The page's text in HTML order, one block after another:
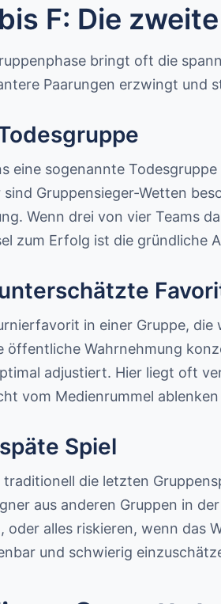
F: Die
bringt oft die
Paarungen erzwingt und
eine sogenannte
sind Gruppensieger-Wetten
Wenn drei von vier Teams
zum Erfolg ist die gründliche
in einer Gruppe,
öffentliche Wahrnehmung
adjustiert. Hier liegt oft
vom Medienrummel ablenken
Spiel
die letzten
aus anderen Gruppen in
oder alles riskieren, wenn
und schwierig